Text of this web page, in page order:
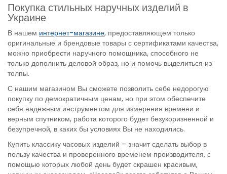
Покупка стильных наручных изделий в
Украине
В нашем интернет-магазине, предоставляющем только
оригинальные и брендовые товары с сертификатами качества,
можно приобрести наручного помощника, способного не
только дополнить деловой образ, но и помочь выделиться из
толпы.
С нашим магазином Вы сможете позволить себе недорогую
покупку по демократичным ценам, но при этом обеспечите
себя надежным инструментом для измерения времени и
верным спутником, работа которого будет безукоризненной и
безупречной, в каких бы условиях Вы не находились.
Купить классику часовых изделий – значит сделать выбор в
пользу качества и проверенного временем производителя, с
помощью которых любой день будет скрашен красивым,